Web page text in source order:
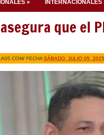
» INTERNACIONALES
que el
/ FECHA SÁBADO, JULIO 05, 2025